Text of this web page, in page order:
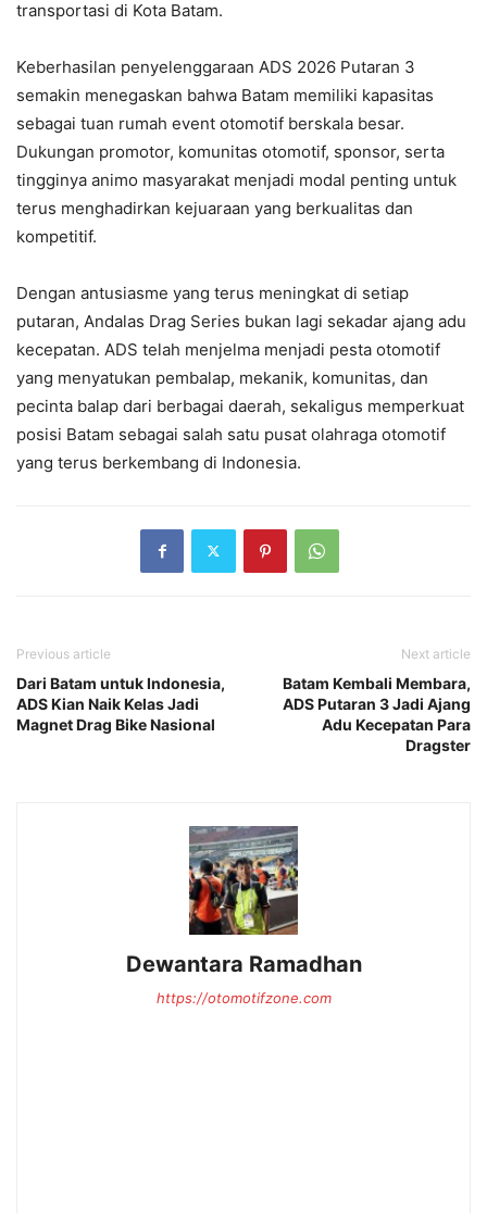
transportasi di Kota Batam.
Keberhasilan penyelenggaraan ADS 2026 Putaran 3
semakin menegaskan bahwa Batam memiliki kapasitas
sebagai tuan rumah event otomotif berskala besar.
Dukungan promotor, komunitas otomotif, sponsor, serta
tingginya animo masyarakat menjadi modal penting untuk
terus menghadirkan kejuaraan yang berkualitas dan
kompetitif.
Dengan antusiasme yang terus meningkat di setiap
putaran, Andalas Drag Series bukan lagi sekadar ajang adu
kecepatan. ADS telah menjelma menjadi pesta otomotif
yang menyatukan pembalap, mekanik, komunitas, dan
pecinta balap dari berbagai daerah, sekaligus memperkuat
posisi Batam sebagai salah satu pusat olahraga otomotif
yang terus berkembang di Indonesia.
Previous article
Dari Batam untuk Indonesia,
ADS Kian Naik Kelas Jadi
Magnet Drag Bike Nasional
Next article
Batam Kembali Membara,
ADS Putaran 3 Jadi Ajang
Adu Kecepatan Para
Dragster
Dewantara Ramadhan
https://otomotifzone.com